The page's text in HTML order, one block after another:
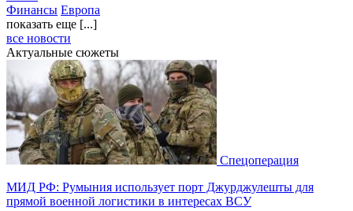
Финансы Европа
показать еще [...]
все новости
Актуальные сюжеты
Спецоперация
МИД РФ: Румыния использует порт Джурджулешты для
прямой военной логистики в интересах ВСУ